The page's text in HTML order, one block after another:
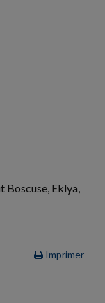
Boscuse, Eklya,
Imprimer